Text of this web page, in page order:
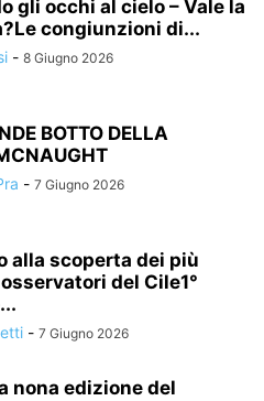
gli occhi al cielo – Vale la
congiunzioni di...
- 8 Giugno 2026
BOTTO DELLA
- 7 Giugno 2026
alla scoperta dei più
del Cile1°
- 7 Giugno 2026
nona edizione del